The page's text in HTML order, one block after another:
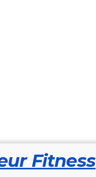
Fitness